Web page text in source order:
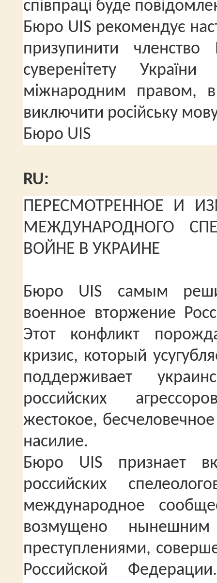
співпраці буде
Бюро UIS рекомендує
призупинити
суверенітету
міжнародним правом,
виключити російську
Бюро UIS
RU:
ПЕРЕСМОТРЕННОЕ И
МЕЖДУНАРОДНОГО
ВОЙНЕ В УКРАИНЕ
Бюро UIS самым
военное вторжение
Этот конфликт
кризис, который
поддерживает
российских
жестокое,
насилие.
Бюро UIS признает
российских
международное
возмущено
преступлениями,
Российской